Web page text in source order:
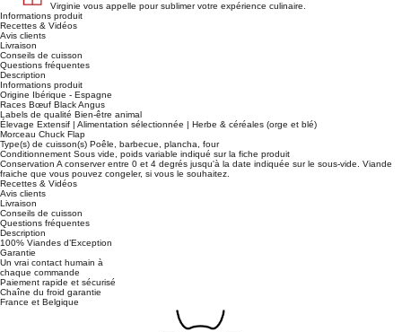
Virginie vous appelle pour sublimer votre expérience culinaire.
Informations produit
Recettes & Vidéos
Avis clients
Livraison
Conseils de cuisson
Questions fréquentes
Description
Informations produit
Origine Ibérique - Espagne
Races Bœuf Black Angus
Labels de qualité Bien-être animal
Élevage Extensif | Alimentation sélectionnée | Herbe & céréales (orge et blé)
Morceau Chuck Flap
Type(s) de cuisson(s) Poêle, barbecue, plancha, four
Conditionnement Sous vide, poids variable indiqué sur la fiche produit
Conservation A conserver entre 0 et 4 degrés jusqu'à la date indiquée sur le sous-vide. Viande
fraiche que vous pouvez congeler, si vous le souhaitez.
Recettes & Vidéos
Avis clients
Livraison
Conseils de cuisson
Questions fréquentes
Description
100% Viandes d’Exception
Garantie
Un vrai contact humain à
chaque commande
Paiement rapide et sécurisé
Chaîne du froid garantie
France et Belgique